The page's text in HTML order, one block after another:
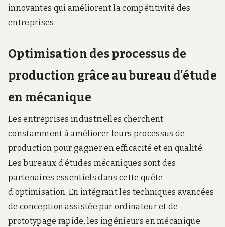
innovantes qui améliorent la compétitivité des
entreprises.
Optimisation des processus de
production grâce au bureau d’étude
en mécanique
Les entreprises industrielles cherchent
constamment à améliorer leurs processus de
production pour gagner en efficacité et en qualité.
Les bureaux d’études mécaniques sont des
partenaires essentiels dans cette quête
d’optimisation. En intégrant les techniques avancées
de conception assistée par ordinateur et de
prototypage rapide, les ingénieurs en mécanique